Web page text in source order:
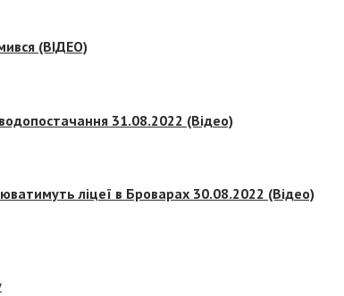
(ВІДЕО)
31.08.2022 (Відео)
ліцеї в Броварах 30.08.2022 (Відео)